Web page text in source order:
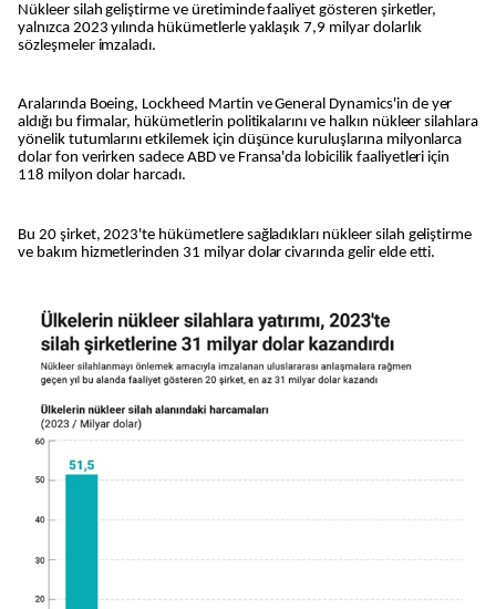
Nükleer silah geliştirme ve üretiminde faaliyet gösteren şirketler,
yalnızca 2023 yılında hükümetlerle yaklaşık 7,9 milyar dolarlık
sözleşmeler imzaladı.
Aralarında Boeing, Lockheed Martin ve General Dynamics'in de yer
aldığı bu firmalar, hükümetlerin politikalarını ve halkın nükleer silahlara
yönelik tutumlarını etkilemek için düşünce kuruluşlarına milyonlarca
dolar fon verirken sadece ABD ve Fransa'da lobicilik faaliyetleri için
118 milyon dolar harcadı.
Bu 20 şirket, 2023'te hükümetlere sağladıkları nükleer silah geliştirme
ve bakım hizmetlerinden 31 milyar dolar civarında gelir elde etti.